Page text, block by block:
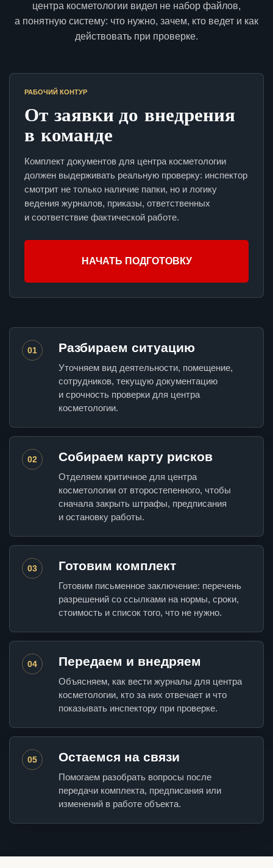
центра косметологии видел не набор файлов,
а понятную систему: что нужно, зачем, кто ведет и как
действовать при проверке.
РАБОЧИЙ КОНТУР
От заявки до внедрения
в команде
Комплект документов для центра косметологии
должен выдерживать реальную проверку: инспектор
смотрит не только наличие папки, но и логику
ведения журналов, приказы, ответственных
и соответствие фактической работе.
НАЧАТЬ ПОДГОТОВКУ
01 Разбираем ситуацию
Уточняем вид деятельности, помещение,
сотрудников, текущую документацию
и срочность проверки для центра
косметологии.
02 Собираем карту рисков
Отделяем критичное для центра
косметологии от второстепенного, чтобы
сначала закрыть штрафы, предписания
и остановку работы.
03 Готовим комплект
Готовим письменное заключение: перечень
разрешений со ссылками на нормы, сроки,
стоимость и список того, что не нужно.
04 Передаем и внедряем
Объясняем, как вести журналы для центра
косметологии, кто за них отвечает и что
показывать инспектору при проверке.
05 Остаемся на связи
Помогаем разобрать вопросы после
передачи комплекта, предписания или
изменений в работе объекта.